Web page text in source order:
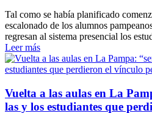
Tal como se había planificado
escalonado de los alumnos
regresan al sistema presencial los
Leer más
Vuelta a las aulas en La
las y los estudiantes que